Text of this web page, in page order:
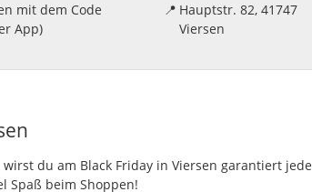
mit dem Code
App)
📍 Hauptstr. 82, 41747
Viersen
du am Black Friday in Viersen garantiert jede
Spaß beim Shoppen!